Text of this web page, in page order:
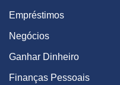
Empréstimos
Negócios
Ganhar Dinheiro
Finanças Pessoais